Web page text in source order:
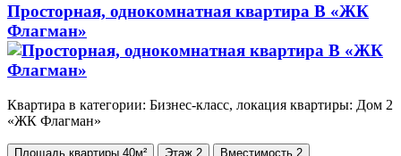
Просторная, однокомнатная квартира В «ЖК
Флагман»
Квартира в категории: Бизнес-класс, локация квартиры: Дом 2
«ЖК Флагман»
Площадь квартиры 40м² Этаж 2 Вместимость 2